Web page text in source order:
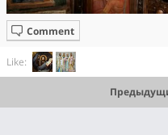
Comment
Like: